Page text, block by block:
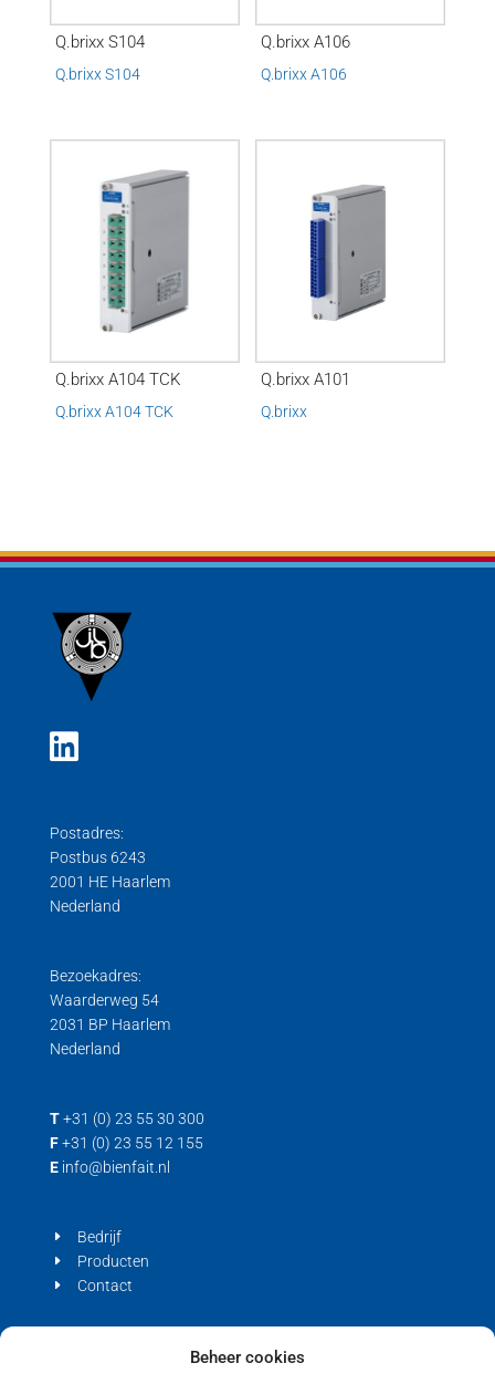
Beheer cookies
Q.brixx S104
Q.brixx S104
Q.brixx A106
Q.brixx A106
Q.brixx A104 TCK
Q.brixx A104 TCK
Q.brixx A101
Q.brixx
Postadres:
Postbus 6243
2001 HE Haarlem
Nederland
Bezoekadres:
Waarderweg 54
2031 BP Haarlem
Nederland
T +31 (0) 23 55 30 300
F +31 (0) 23 55 12 155
E info@bienfait.nl
Bedrijf
Producten
Contact
Privacyverklaring